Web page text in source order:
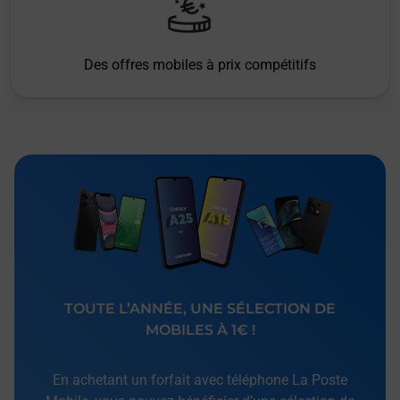
Des offres mobiles à prix compétitifs
TOUTE L’ANNÉE, UNE SÉLECTION DE
MOBILES À 1€ !
En achetant un forfait avec téléphone La Poste